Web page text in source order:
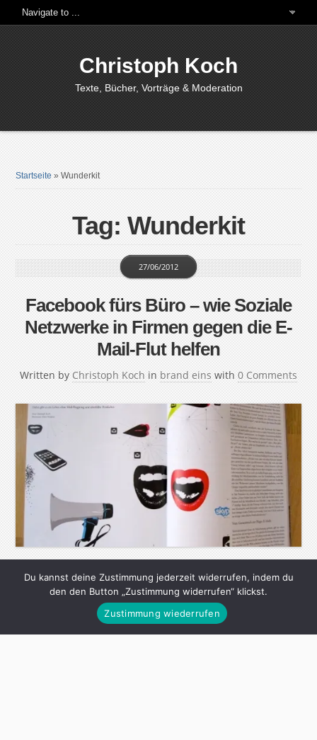
Christoph Koch
Texte, Bücher, Vorträge & Moderation
Startseite »Wunderkit
Tag: Wunderkit
Facebook fürs Büro – wie Soziale
Netzwerke in Firmen gegen die E-
Mail-Flut helfen
Written by Christoph Koch
27/06/2012
in brand eins with 0 Comments
Vor 41 Jahren wurde die E-Mail erfunden. In den meisten
Unternehmen ist sie das wichtigste
Kommunikationsmittel – und längst keine reine Freude
mehr. Dabei gibt es ein Leben ohne Mail-Pingpong und
Du kannst deine Zustimmung jederzeit widerrufen, indem du
den den Button „Zustimmung widerrufen“ klickst.
Zustimmung wiederrufen